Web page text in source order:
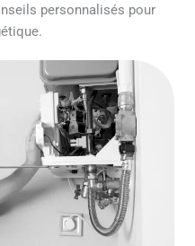
personnalisés pour